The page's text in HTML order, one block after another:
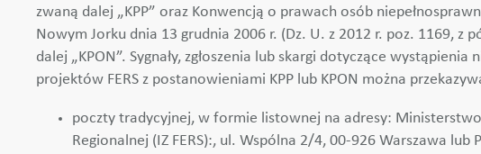
zwaną dalej „KPP” oraz Konwencją o prawach osób
Nowym Jorku dnia 13 grudnia 2006 r. (Dz. U. z 2012 r. poz. 1169, z
dalej „KPON”. Sygnały, zgłoszenia lub skargi dotyczące wystąpienia
projektów FERS z postanowieniami KPP lub KPON można
poczty tradycyjnej, w formie listownej na adresy:
Regionalnej (IZ FERS):, ul. Wspólna 2/4, 00-926 Warszawa lub